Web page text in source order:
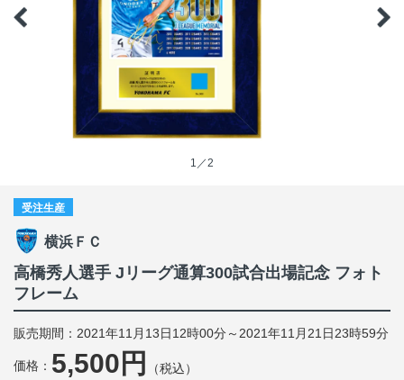
1／2
受注生産
横浜ＦＣ
高橋秀人選手 Jリーグ通算300試合出場記念 フォト
フレーム
販売期間：2021年11月13日12時00分～2021年11月21日23時59分
価格： 5,500円 （税込）